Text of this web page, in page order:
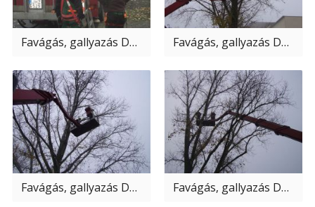
Favágás, gallyazás Dunakeszi Favágás, gallyazás Dunakeszi
Favágás, gallyazás Dunakeszi Favágás, gallyazás Dunakeszi